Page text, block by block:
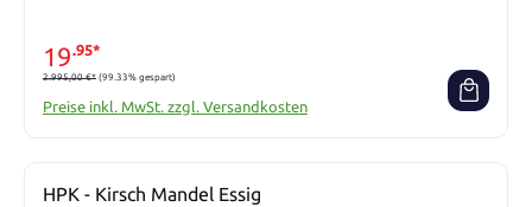
19.95*
2.995,00 €* (99.33% gespart)
Preise inkl. MwSt. zzgl. Versandkosten
HPK - Kirsch Mandel Essig